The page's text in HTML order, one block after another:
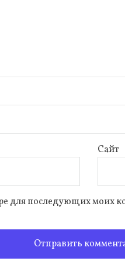
Сайт
для последующих моих